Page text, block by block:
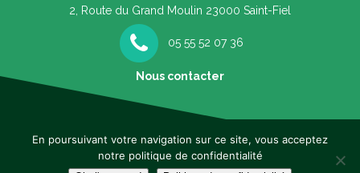
2, Route du Grand Moulin 23000 Saint-Fiel
05 55 52 07 36
Nous contacter
Mentions légales
En poursuivant votre navigation sur ce site, vous acceptez
notre politique de confidentialité